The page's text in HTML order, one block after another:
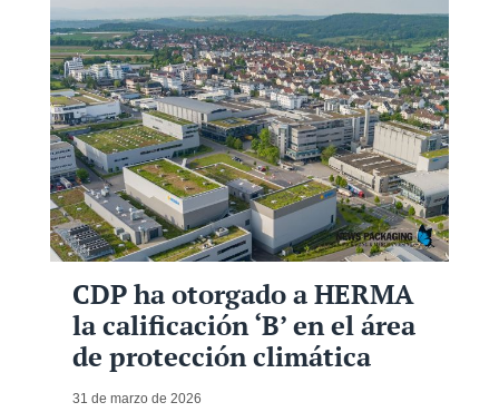
CDP ha otorgado a HERMA
la calificación ‘B’ en el área
de protección climática
31 de marzo de 2026